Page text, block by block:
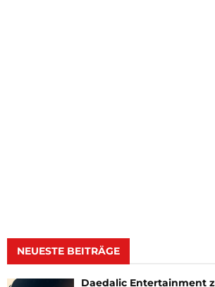
NEUESTE BEITRÄGE
Daedalic Entertainment